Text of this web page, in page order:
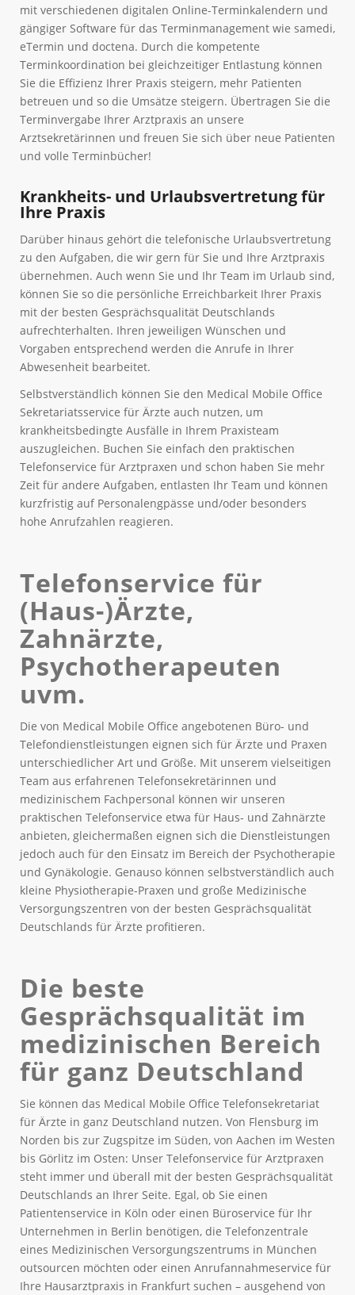
mit verschiedenen digitalen Online-Terminkalendern und
gängiger Software für das Terminmanagement wie samedi,
eTermin und doctena. Durch die kompetente
Terminkoordination bei gleichzeitiger Entlastung können
Sie die Effizienz Ihrer Praxis steigern, mehr Patienten
betreuen und so die Umsätze steigern. Übertragen Sie die
Terminvergabe Ihrer Arztpraxis an unsere
Arztsekretärinnen und freuen Sie sich über neue Patienten
und volle Terminbücher!
Krankheits- und Urlaubsvertretung für
Ihre Praxis
Darüber hinaus gehört die telefonische Urlaubsvertretung
zu den Aufgaben, die wir gern für Sie und Ihre Arztpraxis
übernehmen. Auch wenn Sie und Ihr Team im Urlaub sind,
können Sie so die persönliche Erreichbarkeit Ihrer Praxis
mit der besten Gesprächsqualität Deutschlands
aufrechterhalten. Ihren jeweiligen Wünschen und
Vorgaben entsprechend werden die Anrufe in Ihrer
Abwesenheit bearbeitet.
Selbstverständlich können Sie den Medical Mobile Office
Sekretariatsservice für Ärzte auch nutzen, um
krankheitsbedingte Ausfälle in Ihrem Praxisteam
auszugleichen. Buchen Sie einfach den praktischen
Telefonservice für Arztpraxen und schon haben Sie mehr
Zeit für andere Aufgaben, entlasten Ihr Team und können
kurzfristig auf Personalengpässe und/oder besonders
hohe Anrufzahlen reagieren.
Telefonservice für
(Haus-)Ärzte,
Zahnärzte,
Psychotherapeuten
uvm.
Die von Medical Mobile Office angebotenen Büro- und
Telefondienstleistungen eignen sich für Ärzte und Praxen
unterschiedlicher Art und Größe. Mit unserem vielseitigen
Team aus erfahrenen Telefonsekretärinnen und
medizinischem Fachpersonal können wir unseren
praktischen Telefonservice etwa für Haus- und Zahnärzte
anbieten, gleichermaßen eignen sich die Dienstleistungen
jedoch auch für den Einsatz im Bereich der Psychotherapie
und Gynäkologie. Genauso können selbstverständlich auch
kleine Physiotherapie-Praxen und große Medizinische
Versorgungszentren von der besten Gesprächsqualität
Deutschlands für Ärzte profitieren.
Die beste
Gesprächsqualität im
medizinischen Bereich
für ganz Deutschland
Sie können das Medical Mobile Office Telefonsekretariat
für Ärzte in ganz Deutschland nutzen. Von Flensburg im
Norden bis zur Zugspitze im Süden, von Aachen im Westen
bis Görlitz im Osten: Unser Telefonservice für Arztpraxen
steht immer und überall mit der besten Gesprächsqualität
Deutschlands an Ihrer Seite. Egal, ob Sie einen
Patientenservice in Köln oder einen Büroservice für Ihr
Unternehmen in Berlin benötigen, die Telefonzentrale
eines Medizinischen Versorgungszentrums in München
outsourcen möchten oder einen Anrufannahmeservice für
Ihre Hausarztpraxis in Frankfurt suchen – ausgehend von